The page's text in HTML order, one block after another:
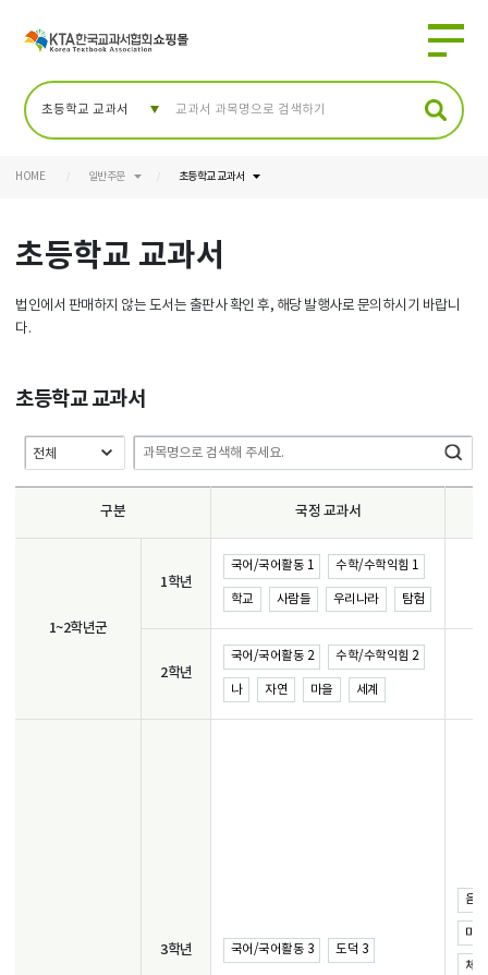
HOME 일반주문 초등학교 교과서
초등학교 교과서
법인에서 판매하지 않는 도서는 출판사 확인 후, 해당 발행사로 문의하시기 바랍니
다.
초등학교 교과서
구분 국정 교과서
1~2학년군
1학년
국어/국어활동 1 수학/수학익힘 1
학교 사람들 우리나라 탐험
2학년
국어/국어활동 2 수학/수학익힘 2
나 자연 마을 세계
3학년 국어/국어활동 3 도덕 3
음
미
체